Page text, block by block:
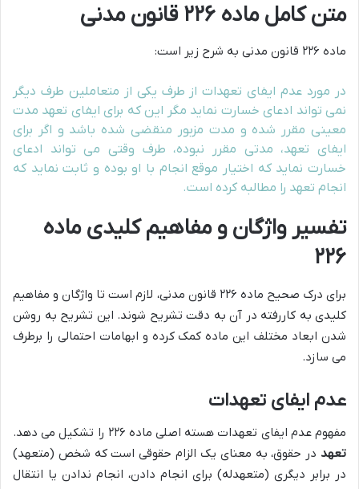
متن کامل ماده ۲۲۶ قانون مدنی
ماده ۲۲۶ قانون مدنی به شرح زیر است:
در مورد عدم ایفای تعهدات از طرف یکی از متعاملین طرف دیگر
نمی تواند ادعای خسارت نماید مگر این که برای ایفای تعهد مدت
معینی مقرر شده و مدت مزبور منقضی شده باشد و اگر برای
ایفای تعهد، مدتی مقرر نبوده، طرف وقتی می تواند ادعای
خسارت نماید که اختیار موقع انجام با او بوده و ثابت نماید که
انجام تعهد را مطالبه کرده است.
تفسیر واژگان و مفاهیم کلیدی ماده
۲۲۶
برای درک صحیح ماده ۲۲۶ قانون مدنی، لازم است تا واژگان و مفاهیم
کلیدی به کاررفته در آن به دقت تشریح شوند. این تشریح به روشن
شدن ابعاد مختلف این ماده کمک کرده و ابهامات احتمالی را برطرف
می سازد.
عدم ایفای تعهدات
مفهوم عدم ایفای تعهدات هسته اصلی ماده ۲۲۶ را تشکیل می دهد.
تعهد در حقوق، به معنای یک الزام حقوقی است که شخص (متعهد)
در برابر دیگری (متعهدله) برای انجام دادن، انجام ندادن یا انتقال